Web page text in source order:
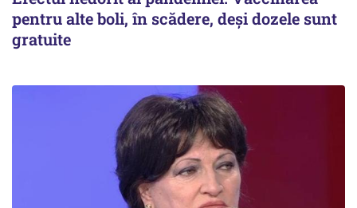
pentru alte boli, în scădere, deşi dozele sunt
gratuite